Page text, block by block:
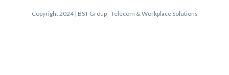
Copyright 2024 | BST Group - Telecom & Workplace Solutions